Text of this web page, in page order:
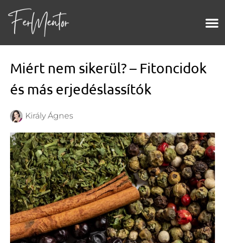
Miért nem sikerül? – Fitoncidok
és más erjedéslassítók
Király Ágnes